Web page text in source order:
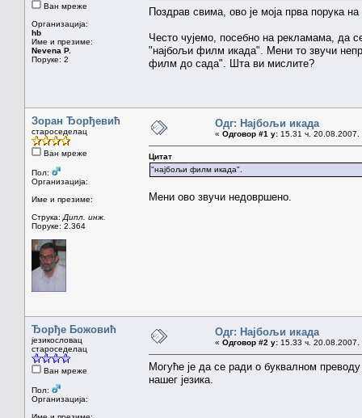
Ван мреже
Организација:
hb
Име и презиме:
Nevena P.
Поруке: 2
Поздрав свима, ово је моја прва порука
Често чујемо, посебно на рекламама, да
"најбољи филм икада". Мени то звучи
филм до сада". Шта ви мислите?
Зоран Ђорђевић
староседелац
Ван мреже
Пол:
Организација:
Име и презиме:
Струка: Дипл. инж.
Поруке: 2.364
Одг: Најбољи икада
« Одговор #1 у: 15.31 ч. 20.08.2007.
Цитат
"најбољи филм икада".
Мени ово звучи недовршено.
Ђорђе Божовић
језикословац
староседелац
Ван мреже
Пол:
Организација:
Одг: Најбољи икада
« Одговор #2 у: 15.33 ч. 20.08.2007.
Могуће је да се ради о буквалном
нашег језика.